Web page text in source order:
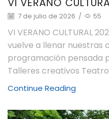
VI VERANO
7 de julio de 2026 / 55
VI VERANO CULTURAL
vuelve a llenar nuestras
programación pensada
Talleres creativos
Continue Reading